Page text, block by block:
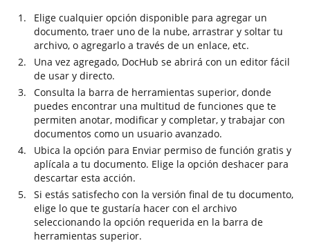
Elige cualquier opción disponible para agregar un
documento, traer uno de la nube, arrastrar y soltar tu
archivo, o agregarlo a través de un enlace, etc.
Una vez agregado, DocHub se abrirá con un editor fácil
de usar y directo.
Consulta la barra de herramientas superior, donde
puedes encontrar una multitud de funciones que te
permiten anotar, modificar y completar, y trabajar con
documentos como un usuario avanzado.
Ubica la opción para Enviar permiso de función gratis y
aplícala a tu documento. Elige la opción deshacer para
descartar esta acción.
Si estás satisfecho con la versión final de tu documento,
elige lo que te gustaría hacer con el archivo
seleccionando la opción requerida en la barra de
herramientas superior.